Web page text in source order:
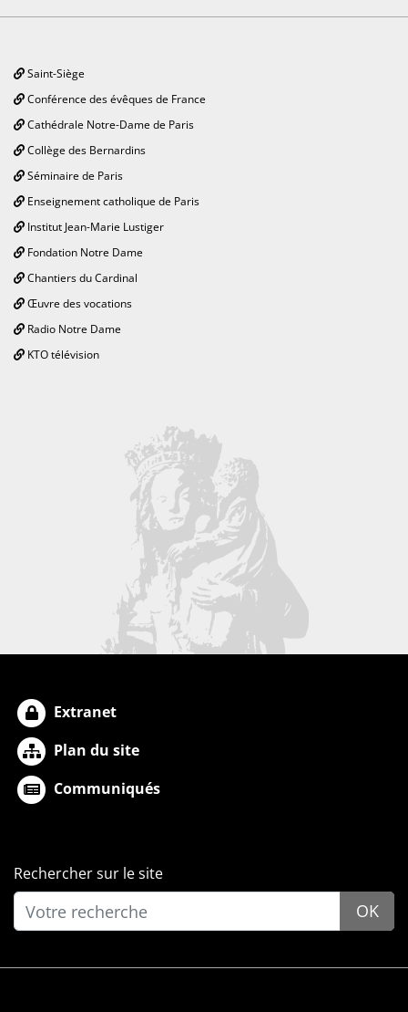
Saint-Siège
Conférence des évêques de France
Cathédrale Notre-Dame de Paris
Collège des Bernardins
Séminaire de Paris
Enseignement catholique de Paris
Institut Jean-Marie Lustiger
Fondation Notre Dame
Chantiers du Cardinal
Œuvre des vocations
Radio Notre Dame
KTO télévision
Extranet
Plan du site
Communiqués
Rechercher sur le site
OK